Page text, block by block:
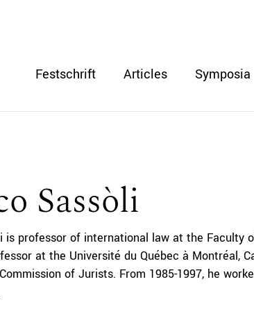
Festschrift Articles Symposia
Sassòli
is professor of international law at the Faculty
at the Université du Québec à Montréal,
of Jurists. From 1985-1997, he